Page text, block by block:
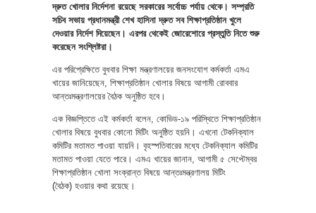
দ্রুত খোলার নির্দেশনা রয়েছে সরকারের সর্বোচ্চ পর্যায় থেকে। সম্প্রতি
সচিব সভায় প্রধানমন্ত্রী শেখ হাসিনা দ্রুত সব শিক্ষাপ্রতিষ্ঠান খুলে
দেওয়ার নির্দেশ দিয়েছেন। এরপর থেকেই জোরেশোরে প্রস্তুতি নিতে শুরু
করেছেন সংশ্লিষ্টরা।
এর পরিপ্রেক্ষিতে বুধবার শিক্ষা মন্ত্রণালয়ের জনসংযোগ কর্মকর্তা এমএ
খায়ের জানিয়েছেন, শিক্ষাপ্রতিষ্ঠান খোলার বিষয়ে আগামী রোববার
আন্তঃমন্ত্রণালয়ের বৈঠক অনুষ্ঠিত হবে।
এক বিজ্ঞপ্তিতে এই কর্মকর্তা বলেন, কোভিড-১৯ পরিস্থিতে শিক্ষাপ্রতিষ্ঠান
খোলার বিষয়ে বুধবার কোনো মিটিং অনুষ্ঠিত হয়নি। এখনো টেকনিক্যাল
কমিটির মতামত পাওয়া যায়নি। বৃহস্পতিবারের মধ্যে টেকনিক্যাল কমিটির
মতামত পাওয়া যেতে পারে। এমএ খায়ের জানান, আগামী ৫ সেপ্টেম্বর
শিক্ষাপ্রতিষ্ঠান খোলা সংক্রান্ত বিষয়ে আন্তঃমন্ত্রণালয় মিটিং
(বৈঠক) হওয়ার কথা রয়েছে।